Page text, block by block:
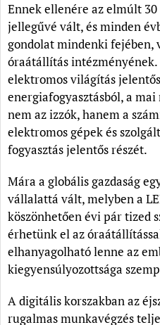
Ennek ellenére az elmúlt
jellegűvé vált, és minden
gondolat mindenki fejében,
óraátállítás intézményének.
elektromos világítás
energiafogyasztásból, a
nem az izzók, hanem a
elektromos gépek és
fogyasztás jelentős részét.
Mára a globális gazdaság
vállalattá vált, melyben a
köszönhetően évi pár tized
érhetünk el az
elhanyagolható lenne az
kiegyensúlyozottsága
A digitális korszakban az
rugalmas munkavégzés